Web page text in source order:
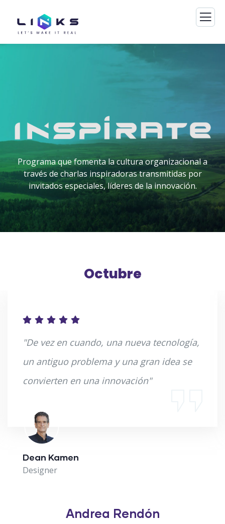
Programa que fomenta la cultura organizacional a
través de charlas inspiradoras transmitidas por
invitados especiales, líderes de la innovación.
Octubre
"De vez en cuando, una nueva tecnología,
un antiguo problema y una gran idea se
convierten en una innovación"
Dean Kamen
Designer
Andrea Rendón